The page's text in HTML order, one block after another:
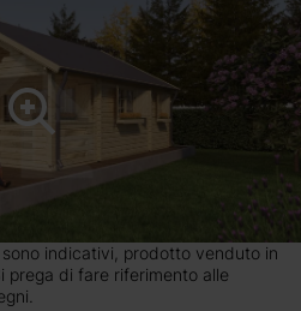
indicativi, prodotto venduto in
prega di fare riferimento alle